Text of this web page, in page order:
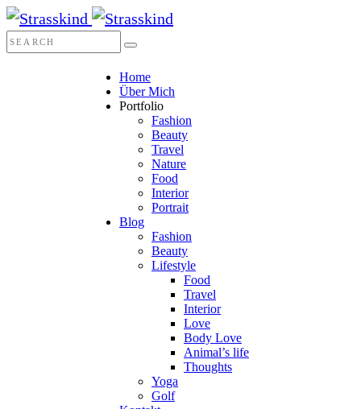
Home
Über Mich
Portfolio
Fashion
Beauty
Travel
Nature
Food
Interior
Portrait
Blog
Fashion
Beauty
Lifestyle
Food
Travel
Interior
Love
Body Love
Animal’s life
Thoughts
Yoga
Golf